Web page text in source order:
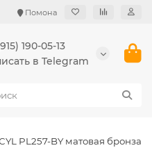
Помона
190-05-13
в Telegram
PL257-BY матовая бронза